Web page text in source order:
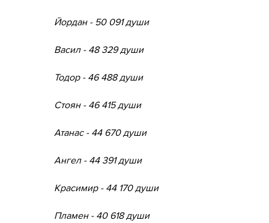
Йордан - 50 091 души
Васил - 48 329 души
Тодор - 46 488 души
Стоян - 46 415 души
Атанас - 44 670 души
Ангел - 44 391 души
Красимир - 44 170 души
Пламен - 40 618 души